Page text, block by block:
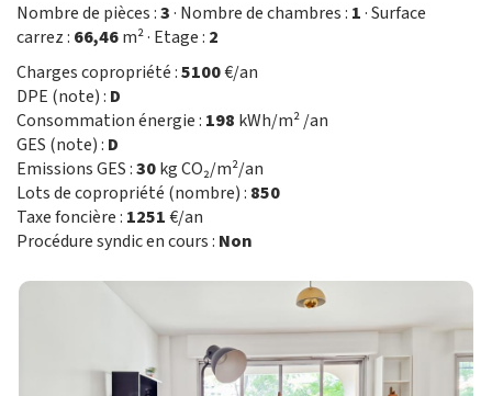
Nombre de pièces :3· Nombre de chambres : 1· Surface
carrez : 66,46m² · Etage : 2
Charges copropriété :5100€/an
DPE (note) : D
Consommation énergie : 198 kWh/m² /an
GES (note) : D
Emissions GES :30kg CO₂/m²/an
Lots de copropriété (nombre) : 850
Taxe foncière : 1251€/an
Procédure syndic en cours : Non